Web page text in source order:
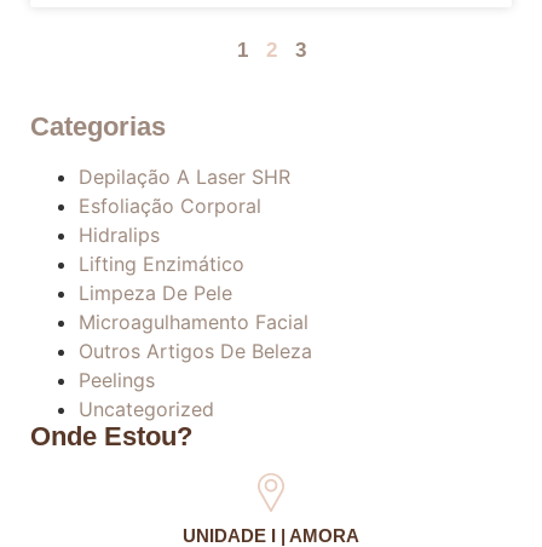
1 2 3
Categorias
Depilação A Laser SHR
Esfoliação Corporal
Hidralips
Lifting Enzimático
Limpeza De Pele
Microagulhamento Facial
Outros Artigos De Beleza
Peelings
Uncategorized
Onde Estou?
UNIDADE I | AMORA